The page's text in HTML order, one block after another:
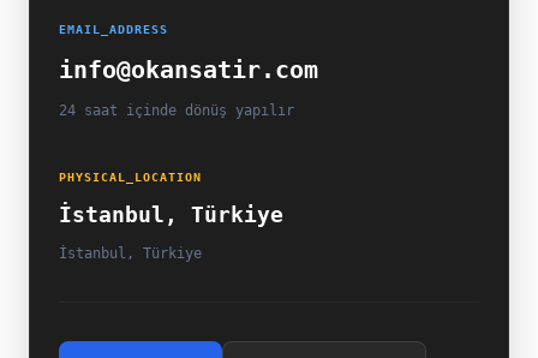
EMAIL_ADDRESS
info@okansatir.com
24 saat içinde dönüş yapılır
PHYSICAL_LOCATION
İstanbul, Türkiye
İstanbul, Türkiye